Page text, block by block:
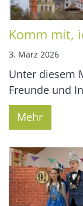
Komm mit,
3. März 2026
Unter diesem
Freunde und
Mehr